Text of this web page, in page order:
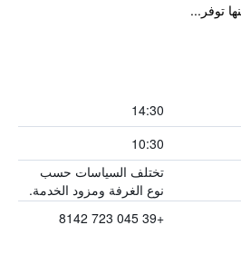
14:30
10:30
تختلف السياسات حسب
نوع الغرفة ومزود الخدمة.
+39 045 723 8142